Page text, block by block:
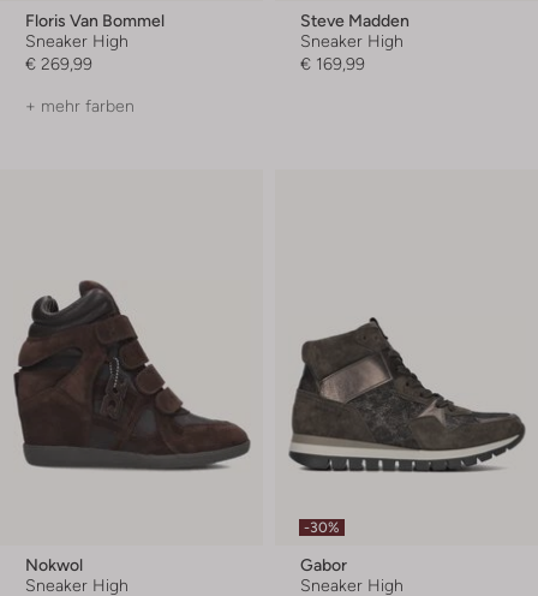
Floris Van Bommel
Sneaker High
€ 269,99
+ mehr farben
Steve Madden
Sneaker High
€ 169,99
Nokwol
Sneaker High
-30%
Gabor
Sneaker High